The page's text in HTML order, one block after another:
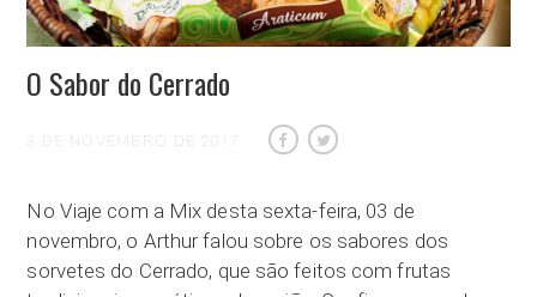
O Sabor do Cerrado
3 DE NOVEMBRO DE 2017
No Viaje com a Mix desta sexta-feira, 03 de
novembro, o Arthur falou sobre os sabores dos
sorvetes do Cerrado, que são feitos com frutas